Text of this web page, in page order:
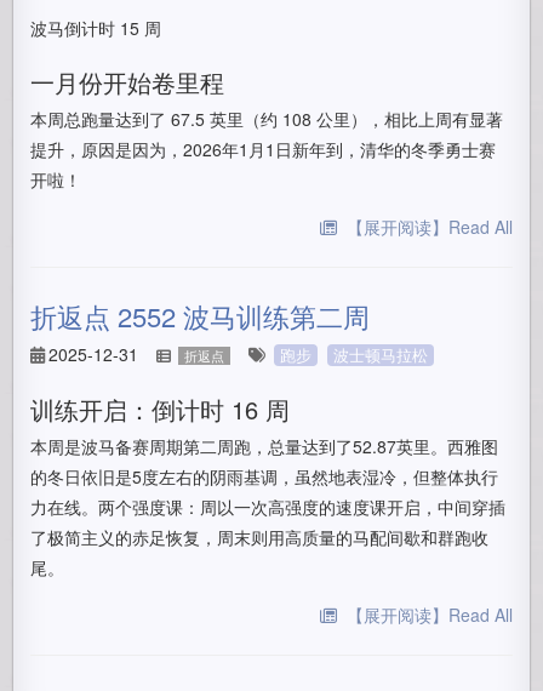
波马倒计时 15 周
一月份开始卷里程
本周总跑量达到了 67.5 英里（约 108 公里），相比上周有显著
提升，原因是因为，2026年1月1日新年到，清华的冬季勇士赛
开啦！
【展开阅读】Read All
折返点 2552 波马训练第二周
2025-12-31 折返点 跑步 波士顿马拉松
训练开启：倒计时 16 周
本周是波马备赛周期第二周跑，总量达到了52.87英里。西雅图
的冬日依旧是5度左右的阴雨基调，虽然地表湿冷，但整体执行
力在线。两个强度课：周以一次高强度的速度课开启，中间穿插
了极简主义的赤足恢复，周末则用高质量的马配间歇和群跑收
尾。
【展开阅读】Read All